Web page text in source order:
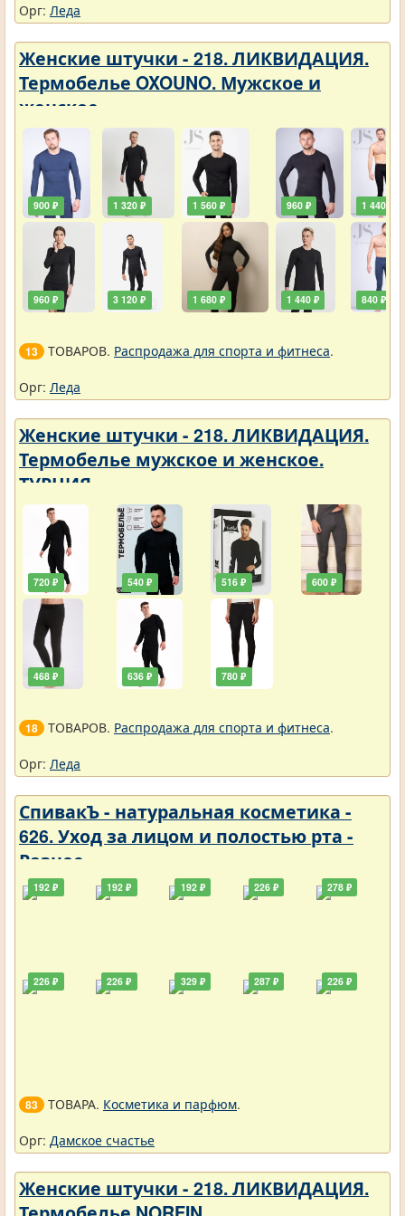
Орг: Леда
Женские штучки - 218. ЛИКВИДАЦИЯ.
Термобелье OXOUNO. Мужское и
женское
900 ₽
960 ₽
1 320 ₽
3 120 ₽
1 560 ₽
1 680 ₽
960 ₽
1 440 ₽
1 440 ₽
840 ₽
13 ТОВАРОВ. Распродажа для спорта и фитнеса.
Орг: Леда
Женские штучки - 218. ЛИКВИДАЦИЯ.
Термобелье мужское и женское.
ТУРЦИЯ
720 ₽
468 ₽
540 ₽
636 ₽
516 ₽
780 ₽
600 ₽
18 ТОВАРОВ. Распродажа для спорта и фитнеса.
Орг: Леда
СпивакЪ - натуральная косметика -
626. Уход за лицом и полостью рта -
Разное
192 ₽
226 ₽
192 ₽
226 ₽
192 ₽
329 ₽
226 ₽
287 ₽
278 ₽
226 ₽
83 ТОВАРА. Косметика и парфюм.
Орг: Дамское счастье
Женские штучки - 218. ЛИКВИДАЦИЯ.